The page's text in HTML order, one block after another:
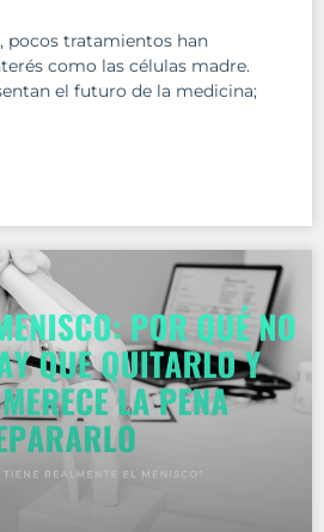
pocos tratamientos han
como las células madre.
el futuro de la medicina;